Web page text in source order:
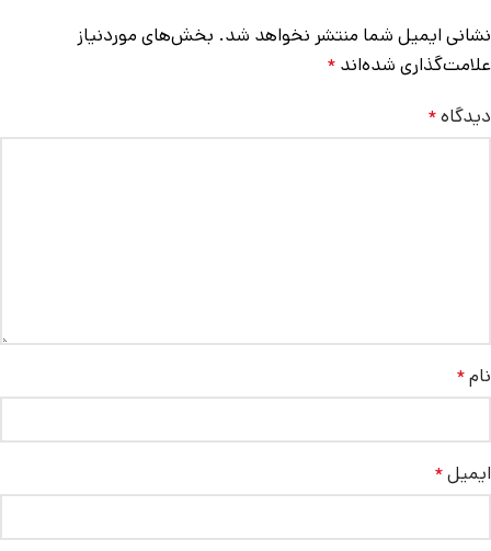
نشانی ایمیل شما منتشر نخواهد شد. بخش‌های موردنیاز
علامت‌گذاری شده‌اند *
دیدگاه*
نام*
ایمیل*